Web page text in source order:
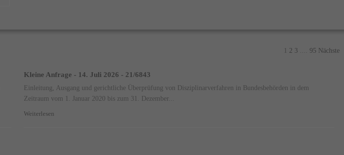
1 2 3 95 Nächste
Kleine Anfrage - 14. Juli 2026 - 21/6843
Einleitung, Ausgang und gerichtliche Überprüfung von Disziplinarverfahren in Bundesbehörden in dem
Zeitraum vom 1. Januar 2020 bis zum 31. Dezember...
Weiterlesen